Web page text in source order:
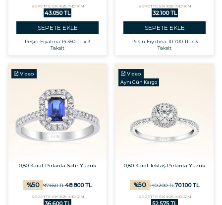
SEPETTE EK %25 İNDİRİM
43.050 TL
SEPETE EKLE
Peşin Fiyatına 14.350 TL x 3
Taksit
SEPETTE EK %25 İNDİRİM
32.100 TL
SEPETE EKLE
Peşin Fiyatına 10.700 TL x 3
Taksit
Video
0,80 Karat Pırlanta Safir Yüzük
%50 97.650TL48.800TL
SEPETTE EK %25 İNDİRİM
Video
Aynı Gün Kargo
0,80 Karat Tektaş Pırlanta Yüzük
%50 140.200TL70.100TL
SEPETTE EK %25 İNDİRİM